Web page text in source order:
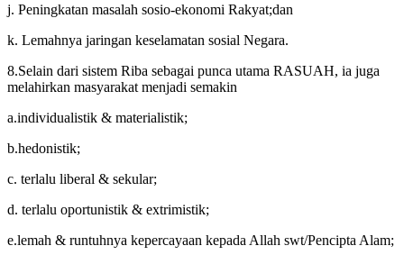
j. Peningkatan masalah sosio-ekonomi Rakyat;dan
k. Lemahnya jaringan keselamatan sosial Negara.
8.Selain dari sistem Riba sebagai punca utama RASUAH, ia juga
melahirkan masyarakat menjadi semakin
a.individualistik & materialistik;
b.hedonistik;
c. terlalu liberal & sekular;
d. terlalu oportunistik & extrimistik;
e.lemah & runtuhnya kepercayaan kepada Allah swt/Pencipta Alam;